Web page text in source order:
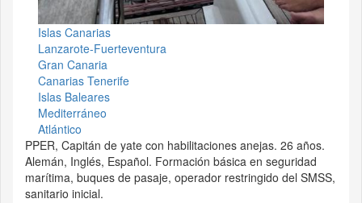
Islas Canarias
Lanzarote-Fuerteventura
Gran Canaria
Canarias Tenerife
Islas Baleares
Mediterráneo
Atlántico
PPER, Capitán de yate con habilitaciones anejas. 26 años.
Alemán, Inglés, Español. Formación básica en seguridad
marítima, buques de pasaje, operador restringido del SMSS,
sanitario inicial.